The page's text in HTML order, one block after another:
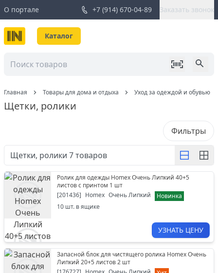
О портале +7 (914) 670-04-89 Заказать звонок
Каталог
Главная Товары для дома и отдыха Уход за одеждой и обувью
Щетки, ролики
Фильтры
Щетки, ролики 7товаров
Ролик для одежды Homex Очень Липкий 40+5
листов с принтом 1 шт
[201436] Homex Очень Липкий
Новинка
10 шт. в ящике
УЗНАТЬ ЦЕНУ
Запасной блок для чистящего ролика Homex Очень
Липкий 20+5 листов 2 шт